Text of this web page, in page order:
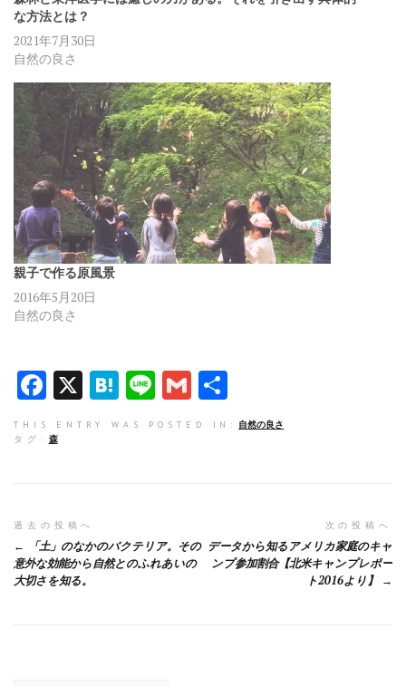
な方法とは？
2021年7月30日
自然の良さ
親子で作る原風景
2016年5月20日
自然の良さ
F
a
ce
o
k
X H
at
Li
n
G
m 有
THIS ENTRY WAS POSTED IN:
自然の良さ
タグ: 森
投
稿
ナ
過去の投稿へ
「土」のなかのバクテリア。その
意外な効能から自然とのふれあいの
大切さを知る。
次の投稿へ
データから知るアメリカ家庭のキャ
ンプ参加割合【北米キャンプレポー
ト2016より】